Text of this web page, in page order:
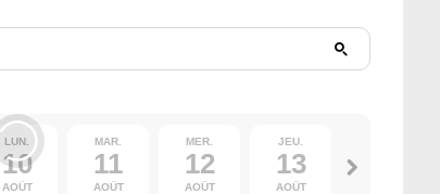
LUN.
10
AOÛT
MAR.
11
AOÛT
MER.
12
AOÛT
JEU.
13
AOÛT